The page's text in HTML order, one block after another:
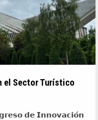
el Sector Turístico
𝗱𝗲 𝗜𝗻𝗻𝗼𝘃𝗮𝗰𝗶𝗼́𝗻